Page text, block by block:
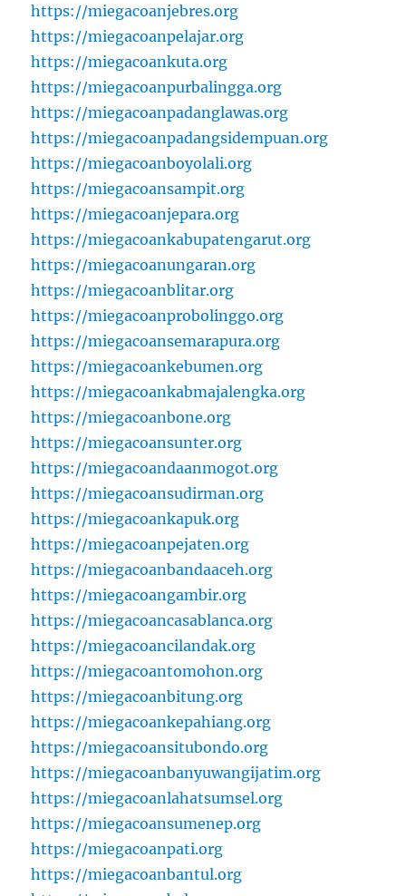
https://miegacoanjebres.org
https://miegacoanpelajar.org
https://miegacoankuta.org
https://miegacoanpurbalingga.org
https://miegacoanpadanglawas.org
https://miegacoanpadangsidempuan.org
https://miegacoanboyolali.org
https://miegacoansampit.org
https://miegacoanjepara.org
https://miegacoankabupatengarut.org
https://miegacoanungaran.org
https://miegacoanblitar.org
https://miegacoanprobolinggo.org
https://miegacoansemarapura.org
https://miegacoankebumen.org
https://miegacoankabmajalengka.org
https://miegacoanbone.org
https://miegacoansunter.org
https://miegacoandaanmogot.org
https://miegacoansudirman.org
https://miegacoankapuk.org
https://miegacoanpejaten.org
https://miegacoanbandaaceh.org
https://miegacoangambir.org
https://miegacoancasablanca.org
https://miegacoancilandak.org
https://miegacoantomohon.org
https://miegacoanbitung.org
https://miegacoankepahiang.org
https://miegacoansitubondo.org
https://miegacoanbanyuwangijatim.org
https://miegacoanlahatsumsel.org
https://miegacoansumenep.org
https://miegacoanpati.org
https://miegacoanbantul.org